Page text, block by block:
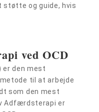
og guide, hvis
ved OCD
er den mest
til at arbejde
som den mest
Adfærdsterapi er